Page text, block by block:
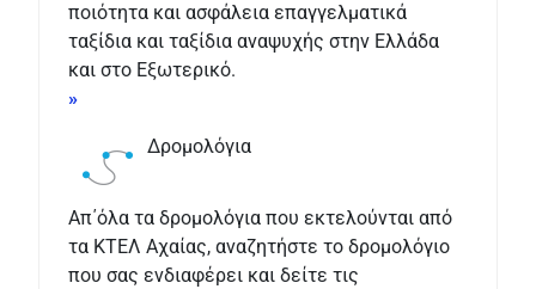
ποιότητα και ασφάλεια επαγγελματικά
ταξίδια και ταξίδια αναψυχής στην Ελλάδα
και στο Εξωτερικό.
»
Δρομολόγια
Απ΄όλα τα δρομολόγια που εκτελούνται από
τα ΚΤΕΛ Αχαίας, αναζητήστε το δρομολόγιο
που σας ενδιαφέρει και δείτε τις